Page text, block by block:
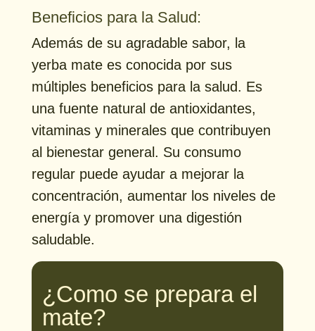
Beneficios para la Salud:
Además de su agradable sabor, la
yerba mate es conocida por sus
múltiples beneficios para la salud. Es
una fuente natural de antioxidantes,
vitaminas y minerales que contribuyen
al bienestar general. Su consumo
regular puede ayudar a mejorar la
concentración, aumentar los niveles de
energía y promover una digestión
saludable.
¿Como se prepara el
mate?